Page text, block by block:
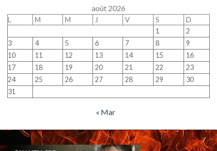
août 2026
L M M J V S
D
1
2
3
4 5 6 7 8
9
10
11 12 13 14 15
16
17
18 19 20 21 22
23
24
25 26 27 28 29
30
31
« Mar